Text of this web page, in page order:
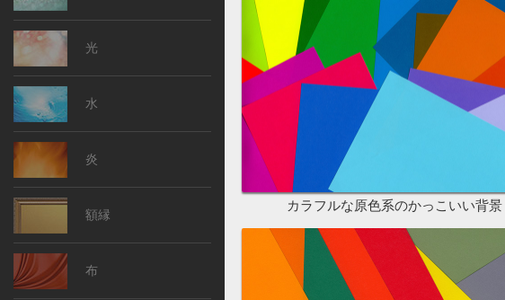
カラフルな原色系のかっこいい背景
光
水
炎
額縁
布